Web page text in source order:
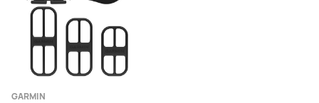
GARMIN